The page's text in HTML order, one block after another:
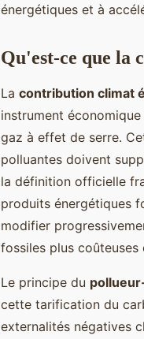
énergétiques et à
Qu'est-ce que la
La contribution climat
instrument
gaz à effet de serre.
polluantes doivent
la définition officielle
produits énergétiques
modifier
fossiles plus
Le principe du
cette tarification du
externalités négatives